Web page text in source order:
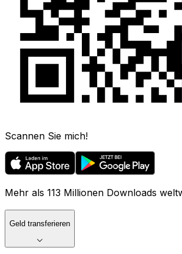
Scannen Sie mich!
Mehr als 113 Millionen Downloads
Geld transferieren